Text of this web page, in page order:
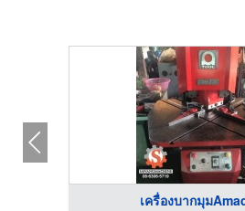
เครื่องบากมุม